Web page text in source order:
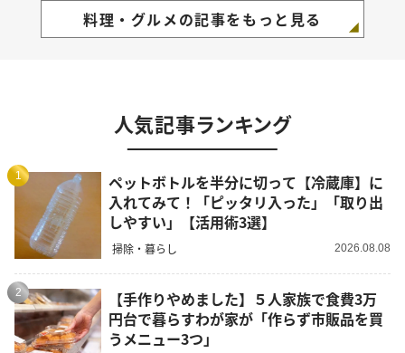
料理・グルメの記事をもっと見る
人気記事ランキング
1
ペットボトルを半分に切って【冷蔵庫】に
入れてみて！「ピッタリ入った」「取り出
しやすい」【活用術3選】
掃除・暮らし 2026.08.08
2
【手作りやめました】５人家族で食費3万
円台で暮らすわが家が「作らず市販品を買
うメニュー3つ」